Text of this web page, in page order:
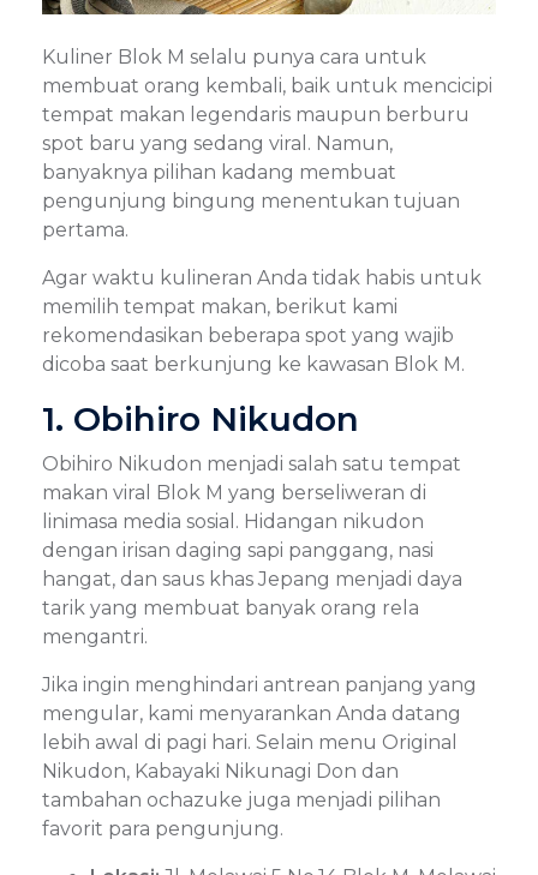
Kuliner Blok M selalu punya cara untuk
membuat orang kembali, baik untuk mencicipi
tempat makan legendaris maupun berburu
spot baru yang sedang viral. Namun,
banyaknya pilihan kadang membuat
pengunjung bingung menentukan tujuan
pertama.
Agar waktu kulineran Anda tidak habis untuk
memilih tempat makan, berikut kami
rekomendasikan beberapa spot yang wajib
dicoba saat berkunjung ke kawasan Blok M.
1. Obihiro Nikudon
Obihiro Nikudon menjadi salah satu tempat
makan viral Blok M yang berseliweran di
linimasa media sosial. Hidangan nikudon
dengan irisan daging sapi panggang, nasi
hangat, dan saus khas Jepang menjadi daya
tarik yang membuat banyak orang rela
mengantri.
Jika ingin menghindari antrean panjang yang
mengular, kami menyarankan Anda datang
lebih awal di pagi hari. Selain menu Original
Nikudon, Kabayaki Nikunagi Don dan
tambahan ochazuke juga menjadi pilihan
favorit para pengunjung.